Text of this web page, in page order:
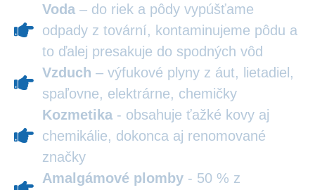
Voda – do riek a pôdy vypúšťame
odpady z tovární, kontaminujeme pôdu a
to ďalej presakuje do spodných vôd
Vzduch – výfukové plyny z áut, lietadiel,
spaľovne, elektrárne, chemičky
Kozmetika - obsahuje ťažké kovy aj
chemikálie, dokonca aj renomované
značky
Amalgámové plomby - 50 % z